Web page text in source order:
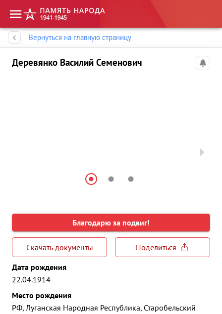
Вернуться на главную страницу
Деревянко Василий Семенович
Благодарю за подвиг!
Скачать документы
Поделиться
Дата рождения
22.04.1914
Место рождения
РФ, Луганская Народная Республика, Старобельский
Память народа